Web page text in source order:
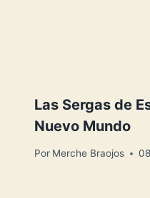
Las Sergas de
Nuevo Mundo
Por Merche Braojos